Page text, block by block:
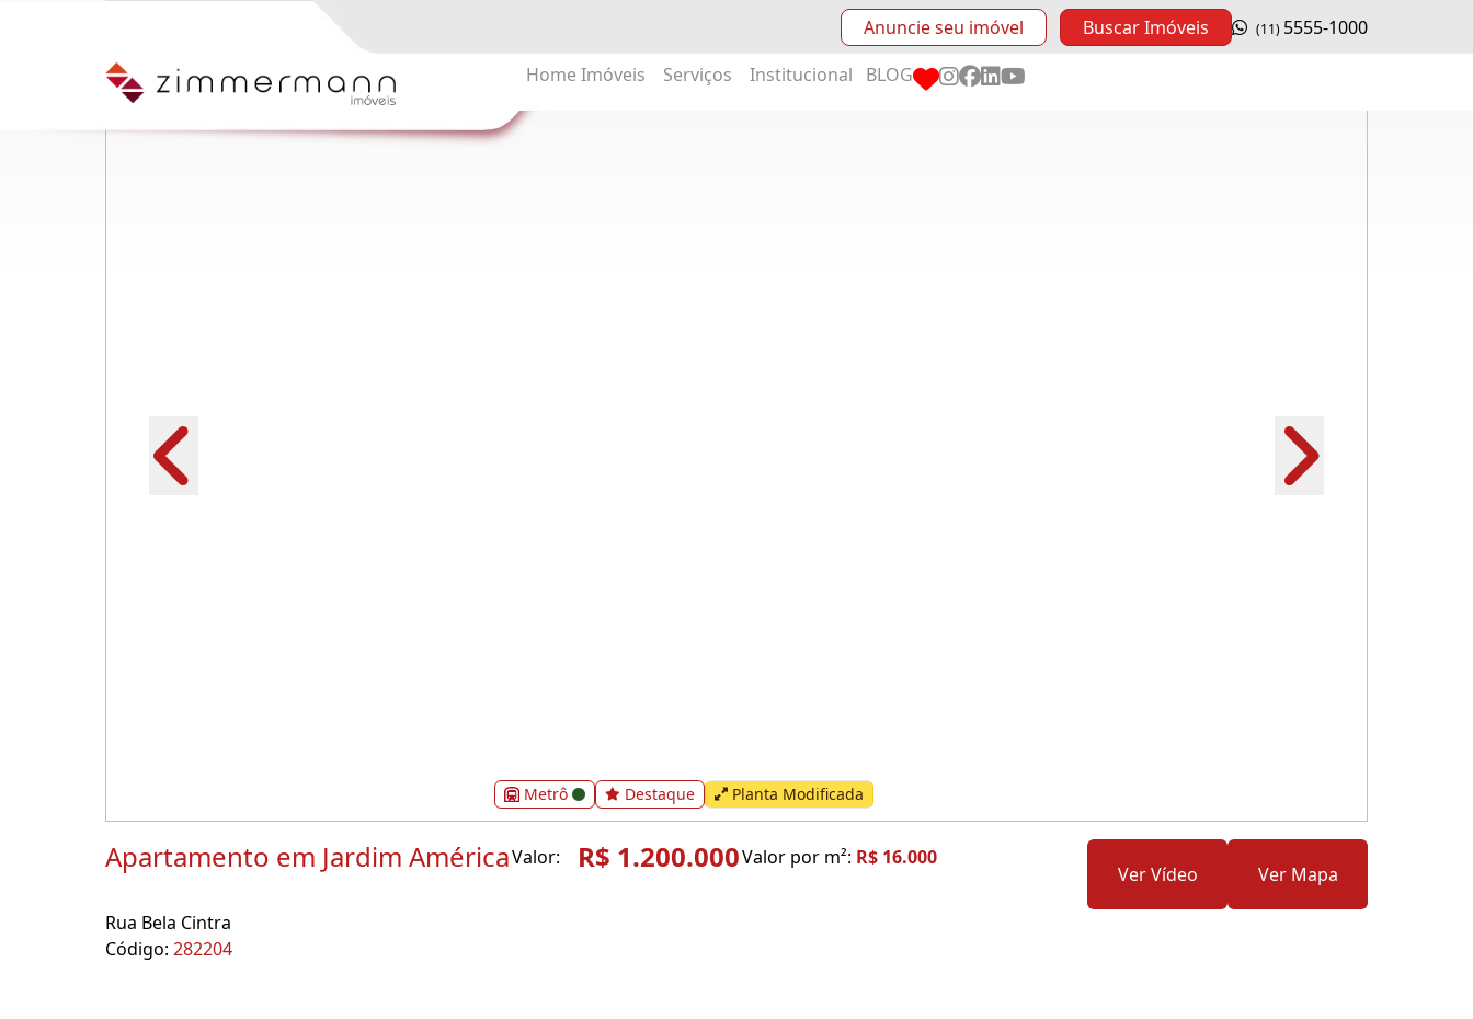
Anuncie seu imóvel Buscar Imóveis (11) 5555-1000
Home Imóveis Serviços Institucional BLOG
Metrô Destaque Planta Modificada
Apartamento em Jardim AméricaValor: R$ 1.200.000Valor por m²: R$ 16.000
Rua Bela Cintra
Código: 282204
Ver Vídeo Ver Mapa